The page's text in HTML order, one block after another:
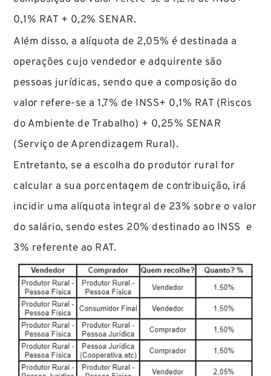
0,1% RAT + 0,2% SENAR.
Além disso, a alíquota de 2,05% é destinada a
operações cujo vendedor e adquirente são
pessoas jurídicas, sendo que a composição do
valor refere-se a 1,7% de INSS+ 0,1% RAT (Riscos
do Ambiente de Trabalho) + 0,25% SENAR
(Serviço de Aprendizagem Rural).
Entretanto, se a escolha do produtor rural for
calcular a sua porcentagem de contribuição, irá
incidir uma alíquota integral de 23% sobre o valor
do salário, sendo estes 20% destinado ao INSS e
3% referente ao RAT.